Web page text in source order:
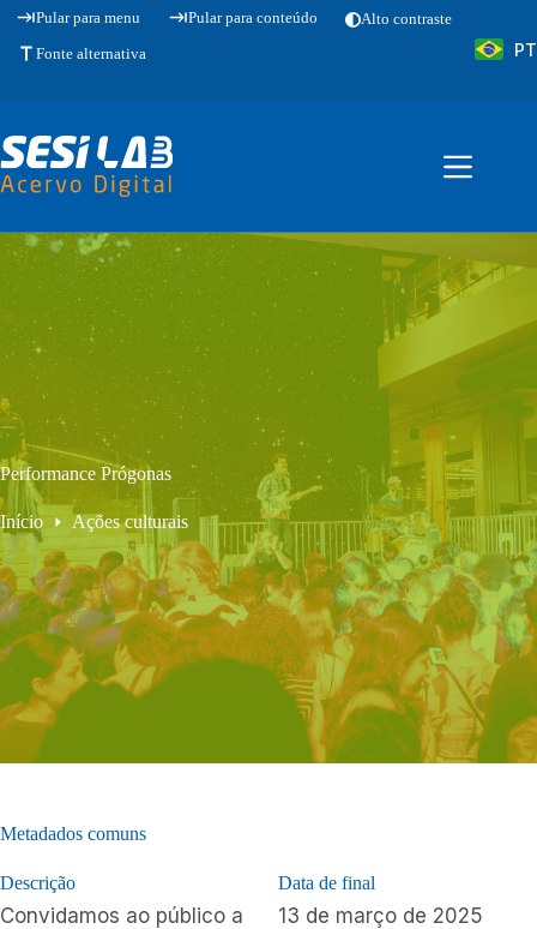
PularPular para menu Pular para conteúdo
Alto contraste
Fonte alternativa
PT
Performance Prógonas
Início Ações culturais
Metadados comuns
Descrição
Convidamos ao público a
Data de final
13 de março de 2025